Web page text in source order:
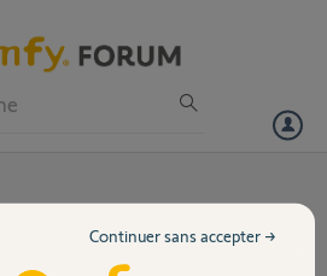
avec l´application
Continuer sans accepter →